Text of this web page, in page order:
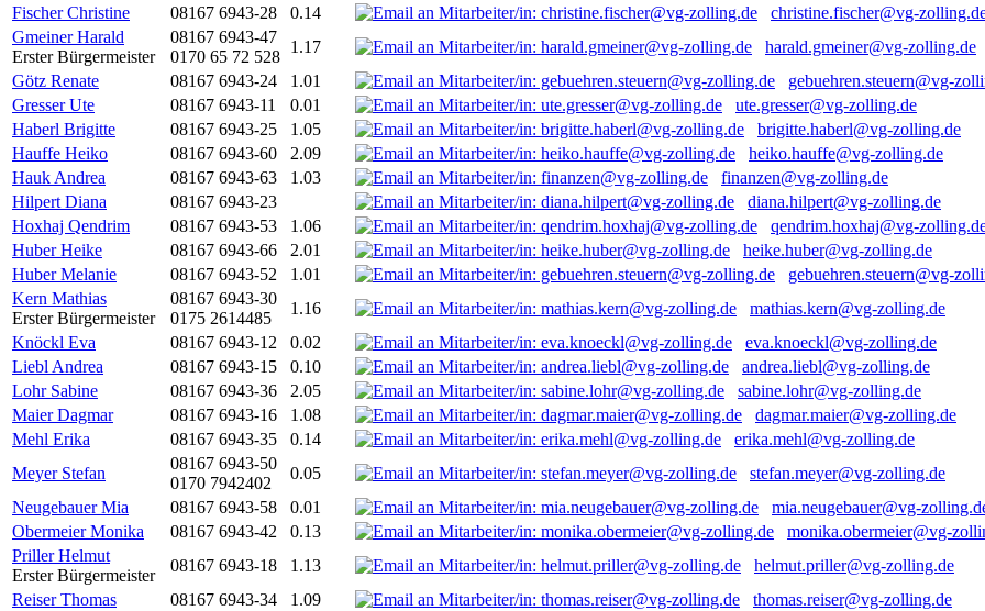
Fischer Christine
08167 6943-28 0.14
christine.fischer@vg-
Gmeiner Harald
Erster Bürgermeister
08167 6943-47
0170 65 72 528
1.17
harald.gmeiner@vg-zolling.de
Götz Renate
08167 6943-24 1.01
gebuehren.steuern@vg-
Gresser Ute
08167 6943-11 0.01
ute.gresser@vg-zolling.de
Haberl Brigitte
08167 6943-25 1.05
brigitte.haberl@vg-zolling.de
Hauffe Heiko
08167 6943-60 2.09
heiko.hauffe@vg-zolling.de
Hauk Andrea
08167 6943-63 1.03
finanzen@vg-zolling.de
Hilpert Diana
08167 6943-23
diana.hilpert@vg-zolling.de
Hoxhaj Qendrim
08167 6943-53 1.06
qendrim.hoxhaj@vg-
Huber Heike
08167 6943-66 2.01
heike.huber@vg-zolling.de
Huber Melanie
08167 6943-52 1.01
gebuehren.steuern@vg-
Kern Mathias
Erster Bürgermeister
08167 6943-30
0175 2614485
1.16
mathias.kern@vg-zolling.de
Knöckl Eva
08167 6943-12 0.02
eva.knoeckl@vg-zolling.de
Liebl Andrea
08167 6943-15 0.10
andrea.liebl@vg-zolling.de
Lohr Sabine
08167 6943-36 2.05
sabine.lohr@vg-zolling.de
Maier Dagmar
08167 6943-16 1.08
dagmar.maier@vg-zolling.de
Mehl Erika
08167 6943-35 0.14
erika.mehl@vg-zolling.de
Meyer Stefan
08167 6943-50
0170 7942402
0.05
stefan.meyer@vg-zolling.de
Neugebauer Mia
08167 6943-58 0.01
mia.neugebauer@vg-
Obermeier Monika
08167 6943-42 0.13
monika.obermeier@vg-
Priller Helmut
Erster Bürgermeister
08167 6943-18 1.13
helmut.priller@vg-zolling.de
Reiser Thomas
08167 6943-34 1.09
thomas.reiser@vg-zolling.de